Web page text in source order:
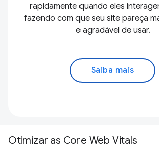
rapidamente quando eles
fazendo com que seu site pareça
e agradável de usar.
Saiba mais
Otimizar as Core Web Vitals